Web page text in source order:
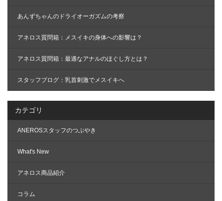
あんずちゃんのドライオーガズムの考察
アネロス質問箱：メスイキの身体への影響は？
アネロス質問箱：最適なアナルのほぐし方とは？
スタッフブログ：乳首刺激でメスイキへ
カテゴリ
ANEROSスタッフのつぶやき
What's New
アネロス商品紹介
コラム